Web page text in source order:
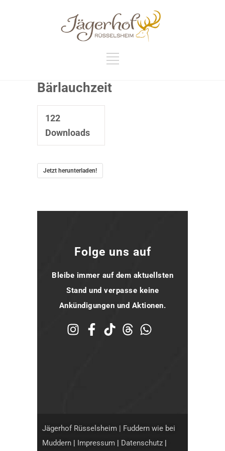
Bärlauchzeit
122
Downloads
Jetzt herunterladen!
Folge uns auf
Bleibe immer auf dem aktuellsten
Stand und verpasse keine
Ankündigungen und Aktionen.
Jägerhof Rüsselsheim | Fuddern wie bei
Muddern | Impressum | Datenschutz |